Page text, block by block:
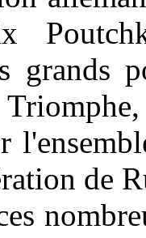
de